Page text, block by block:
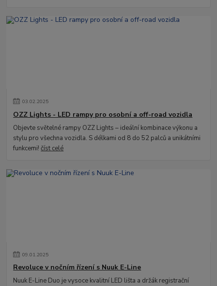
03.02.2025
OZZ Lights - LED rampy pro osobní a off-road vozidla
Objevte světelné rampy OZZ Lights – ideální kombinace výkonu a
stylu pro všechna vozidla. S délkami od 8 do 52 palců a unikátními
funkcemi!číst celé
09.01.2025
Revoluce v nočním řízení s Nuuk E-Line
Nuuk E-Line Duo je vysoce kvalitní LED lišta a držák registrační